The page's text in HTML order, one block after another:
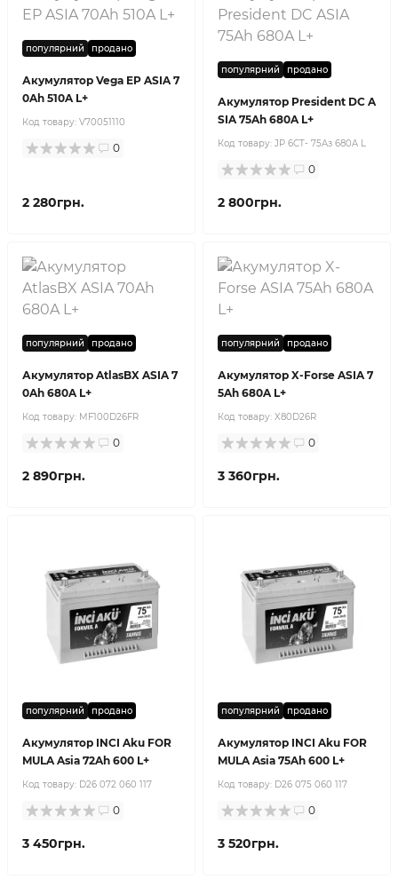
популярний продано
Акумулятор Vega EP ASIA 7
0Ah 510A L+
Код товару: V70051110
0
2 280грн.
популярний продано
Акумулятор President DC A
SIA 75Ah 680A L+
Код товару: JP 6CT- 75Aз 680A L
0
2 800грн.
популярний продано
Акумулятор AtlasBX ASIA 7
0Ah 680A L+
Код товару: MF100D26FR
0
2 890грн.
популярний продано
Акумулятор X-Forse ASIA 7
5Ah 680A L+
Код товару: X80D26R
0
3 360грн.
популярний продано
Акумулятор INCI Aku FOR
MULA Asia 72Ah 600 L+
Код товару: D26 072 060 117
0
3 450грн.
популярний продано
Акумулятор INCI Aku FOR
MULA Asia 75Ah 600 L+
Код товару: D26 075 060 117
0
3 520грн.